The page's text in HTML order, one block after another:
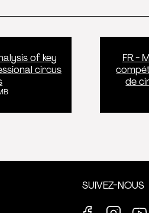
of key
circus
FR -
de
la formation
SUIVEZ-NOUS